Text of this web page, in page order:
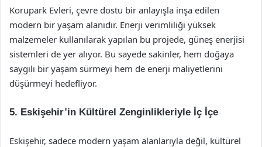
Korupark Evleri, çevre dostu bir anlayışla inşa edilen
modern bir yaşam alanıdır. Enerji verimliliği yüksek
malzemeler kullanılarak yapılan bu projede, güneş enerjisi
sistemleri de yer alıyor. Bu sayede sakinler, hem doğaya
saygılı bir yaşam sürmeyi hem de enerji maliyetlerini
düşürmeyi hedefliyor.
5. Eskişehir’in Kültürel Zenginlikleriyle İç İçe
Eskişehir, sadece modern yaşam alanlarıyla değil, kültürel